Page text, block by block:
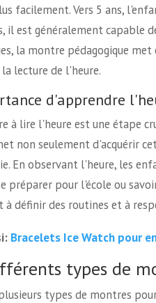
facilement. Vers 5 ans,
il est généralement capable
la montre pédagogique
lecture de l'heure.
d'apprendre
à lire l'heure est une étape
non seulement d'acquérir
En observant l'heure, les
préparer pour l'école ou
à définir des routines et à
Bracelets Ice Watch pour
types de
types de montres